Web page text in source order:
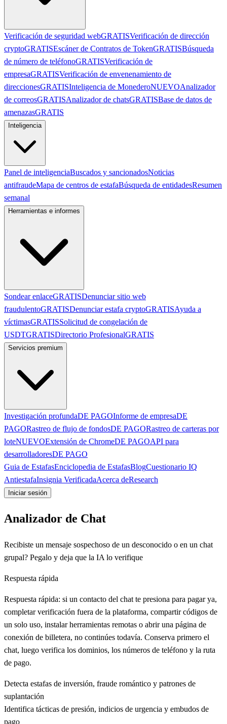
Verificación de seguridad webGRATISVerificación de dirección
cryptoGRATISEscáner de Contratos de TokenGRATISBúsqueda
de número de teléfonoGRATISVerificación de
empresaGRATISVerificación de envenenamiento de
direccionesGRATISInteligencia de MonederoNUEVOAnalizador
de correosGRATISAnalizador de chatsGRATISBase de datos de
amenazasGRATIS
Inteligencia
Panel de inteligenciaBuscados y sancionadosNoticias
antifraudeMapa de centros de estafaBúsqueda de entidadesResumen
semanal
Herramientas e informes
Sondear enlaceGRATISDenunciar sitio web
fraudulentoGRATISDenunciar estafa cryptoGRATISAyuda a
víctimasGRATISSolicitud de congelación de
USDTGRATISDirectorio ProfesionalGRATIS
Servicios premium
Investigación profundaDE PAGOInforme de empresaDE
PAGORastreo de flujo de fondosDE PAGORastreo de carteras por
loteNUEVOExtensión de ChromeDE PAGOAPI para
desarrolladoresDE PAGO
Guia de EstafasEnciclopedia de EstafasBlogCuestionario IQ
AntiestafaInsignia VerificadaAcerca deResearch
Iniciar sesión
Analizador de Chat
Recibiste un mensaje sospechoso de un desconocido o en un chat
grupal? Pegalo y deja que la IA lo verifique
Respuesta rápida
Respuesta rápida: si un contacto del chat te presiona para pagar ya,
completar verificación fuera de la plataforma, compartir códigos de
un solo uso, instalar herramientas remotas o abrir una página de
conexión de billetera, no continúes todavía. Conserva primero el
chat, luego verifica los dominios, los números de teléfono y la ruta
de pago.
Detecta estafas de inversión, fraude romántico y patrones de
suplantación
Identifica tácticas de presión, indicios de urgencia y embudos de
pago